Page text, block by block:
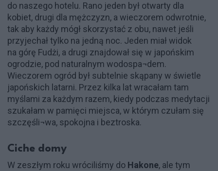
do naszego hotelu. Rano jeden był otwarty dla
kobiet, drugi dla mężczyzn, a wieczorem odwrotnie,
tak aby każdy mógł skorzystać z obu, nawet jeśli
przyjechał tylko na jedną noc. Jeden miał widok
na górę Fudżi, a drugi znajdował się w japońskim
ogrodzie, pod naturalnym wodospa¬dem.
Wieczorem ogród był subtelnie skąpany w świetle
japońskich latarni. Przez kilka lat wracałam tam
myślami za każdym razem, kiedy podczas medytacji
szukałam w pamięci miejsca, w którym czułam się
szczęśli¬wa, spokojna i beztroska.
Ciche domy
W zeszłym roku wróciliśmy do Hakone, ale tym